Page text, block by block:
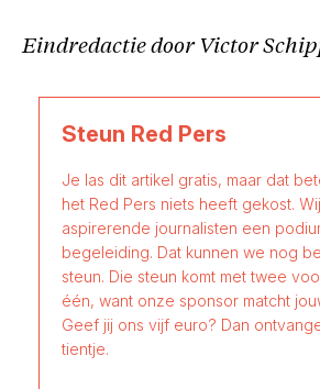
Eindredactie door Victor
Steun Red Pers
Je las dit artikel gratis, maar dat
het Red Pers niets heeft gekost.
aspirerende journalisten een
begeleiding. Dat kunnen we nog
steun. Die steun komt met twee
één, want onze sponsor matcht
Geef jij ons vijf euro? Dan
tientje.